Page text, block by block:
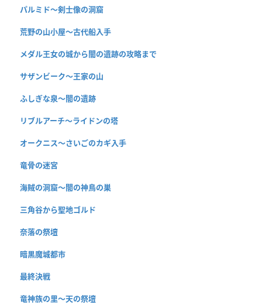
パルミド〜剣士像の洞窟
荒野の山小屋〜古代船入手
メダル王女の城から闇の遺跡の攻略まで
サザンビーク〜王家の山
ふしぎな泉〜闇の遺跡
リブルアーチ〜ライドンの塔
オークニス〜さいごのカギ入手
竜骨の迷宮
海賊の洞窟〜闇の神鳥の巣
三角谷から聖地ゴルド
奈落の祭壇
暗黒魔城都市
最終決戦
竜神族の里〜天の祭壇